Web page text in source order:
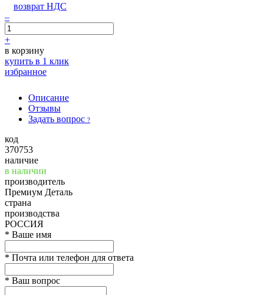
возврат НДС
–
+
в корзину
купить в 1 клик
избранное
Описание
Отзывы
Задать вопрос ?
код
370753
наличие
в наличии
производитель
Премиум Деталь
страна
производства
РОССИЯ
* Ваше имя
* Почта или телефон для ответа
* Ваш вопрос